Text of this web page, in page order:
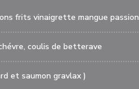
frits vinaigrette mangue passion
coulis de betterave
et saumon gravlax )